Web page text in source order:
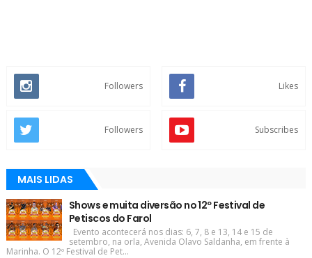
Followers Likes
Followers Subscribes
MAIS LIDAS
Shows e muita diversão no 12º Festival de
Petiscos do Farol
Evento acontecerá nos dias: 6, 7, 8 e 13, 14 e 15 de
setembro, na orla, Avenida Olavo Saldanha, em frente à
Marinha. O 12º Festival de Pet...